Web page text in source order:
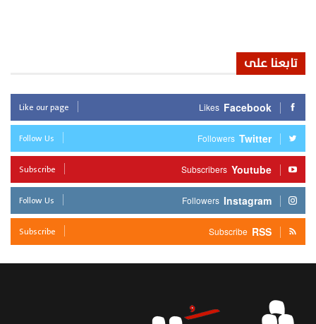
تابعنا على
Facebook
Likes
Like our page
Twitter
Followers
Follow Us
Youtube
Subscribers
Subscribe
Instagram
Followers
Follow Us
RSS
Subscribe
Subscribe